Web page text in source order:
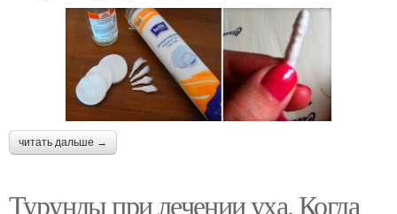
читать дальше →
Турунды при лечении уха. Когда